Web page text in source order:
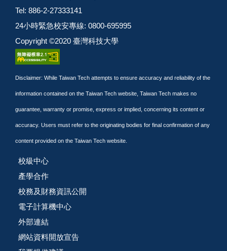
Tel: 886-2-27333141
24小時緊急校安專線: 0800-695995
Copyright ©2020 臺灣科技大學
Disclaimer: While Taiwan Tech attempts to ensure accuracy and reliability of the
information contained on the Taiwan Tech website, Taiwan Tech makes no
guarantee, warranty or promise, express or implied, concerning its content or
accuracy. Users must refer to the originating bodies for final confirmation of any
content provided on the Taiwan Tech website.
校級中心
產學合作
校務及財務資訊公開
電子計算機中心
外部連結
網站資料開放宣告